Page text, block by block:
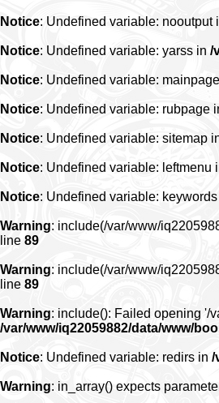
Notice: Undefined variable: nooutput
Notice: Undefined variable: yarss in /
Notice: Undefined variable:
Notice: Undefined variable: rubpage
Notice: Undefined variable: sitemap
Notice: Undefined variable: leftmenu
Notice: Undefined variable:
Warning: include(/var/www/
line 89
Warning: include(/var/www/
line 89
Warning: include(): Failed opening '/
/var/www/iq22059882/data/www/
Notice: Undefined variable: redirs in /
Warning: in_array() expects